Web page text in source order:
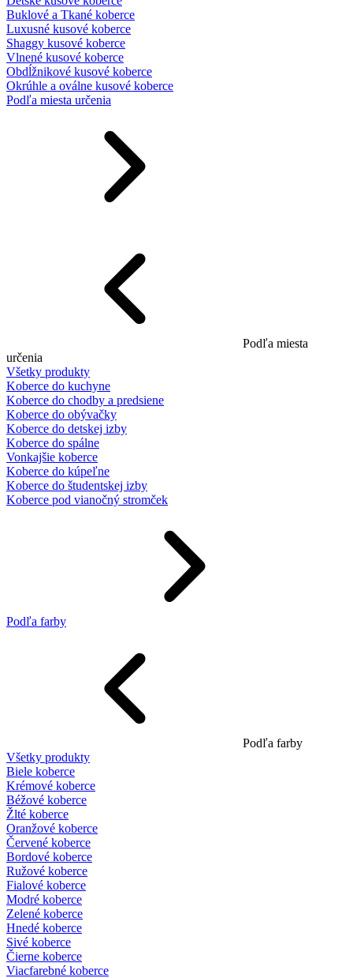
Buklové a Tkané koberce
Luxusné kusové koberce
Shaggy kusové koberce
Vlnené kusové koberce
Obdĺžnikové kusové koberce
Okrúhle a oválne kusové koberce
Podľa miesta určenia
Podľa miesta
určenia
Všetky produkty
Koberce do kuchyne
Koberce do chodby a predsiene
Koberce do obývačky
Koberce do detskej izby
Koberce do spálne
Vonkajšie koberce
Koberce do kúpeľne
Koberce do študentskej izby
Koberce pod vianočný stromček
Podľa farby
Podľa farby
Všetky produkty
Biele koberce
Krémové koberce
Béžové koberce
Žlté koberce
Oranžové koberce
Červené koberce
Bordové koberce
Ružové koberce
Fialové koberce
Modré koberce
Zelené koberce
Hnedé koberce
Sivé koberce
Čierne koberce
Viacfarebné koberce